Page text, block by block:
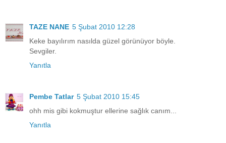
TAZE NANE 5 Şubat 2010 12:28
Keke bayılırım nasılda güzel görünüyor böyle.
Sevgiler.
Yanıtla
Pembe Tatlar 5 Şubat 2010 15:45
ohh mis gibi kokmuştur ellerine sağlık canım...
Yanıtla